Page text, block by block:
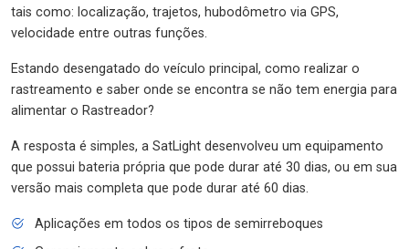
tais como: localização, trajetos, hubodômetro via GPS,
velocidade entre outras funções.
Estando desengatado do veículo principal, como realizar o
rastreamento e saber onde se encontra se não tem energia para
alimentar o Rastreador?
A resposta é simples, a SatLight desenvolveu um equipamento
que possui bateria própria que pode durar até 30 dias, ou em sua
versão mais completa que pode durar até 60 dias.
Aplicações em todos os tipos de semirreboques